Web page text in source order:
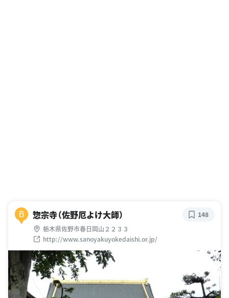
B 惣宗寺（佐野厄よけ大師）
栃木県佐野市春日岡山２２３３
http://www.sanoyakuyokedaishi.or.jp/
148